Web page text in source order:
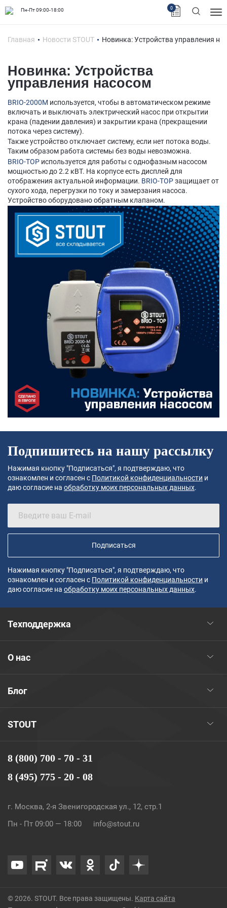
Пн-Пт 09:00-18:00 0
Главная Новости STOUT Новинка: Устройства управления
Новинка: Устройства
управления насосом
BRIO-2000M используется, чтобы в автоматическом режиме
включать и выключать электрический насос при открытии
крана (падении давления) и закрытии крана (прекращении
потока через систему).
Также устройство отключает систему, если нет потока воды.
Таким образом работа системы без воды невозможна.
BRIO-TOP используется для работы с однофазным насосом
мощностью до 2.2 кВТ. На корпусе есть дисплей для
отображения актуальной информации. BRIO-TOPзащищает от
сухого хода, перегрузки по току и замерзания насоса.
Устройство оборудовано обратным клапаном.
Подпишитесь на нашу рассылку
Нажимая кнопку "Подписаться", я подтверждаю, что
ознакомлен и согласен с Политикой конфиденциальности и
даю согласие на обработку моих персональных данных.
Подписаться
Нажимая кнопку "Подписаться", я подтверждаю, что
ознакомлен и согласен с Политикой конфиденциальности и
даю согласие на обработку моих персональных данных.
8 (800) 700 - 70 - 31
8 (495) 775 - 20 - 08
г. Москва, 2-я Звенигородская ул., 12, стр.1
Пн - Пт 09:00 — 18:00
info@stout.ru
STOUT
Блог
О нас
Техподдержка
© 2026. STOUT. Все права защищены. Карта сайта